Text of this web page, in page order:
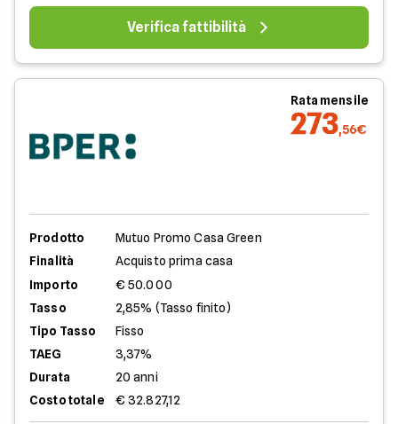
Verifica fattibilità
Rata mensile
273,56€
Prodotto
Mutuo Promo Casa Green
Finalità
Acquisto prima casa
Importo
€ 50.000
Tasso
2,85% (Tasso finito)
Tipo Tasso
Fisso
TAEG
3,37%
Durata
20 anni
Costo totale
€ 32.827,12